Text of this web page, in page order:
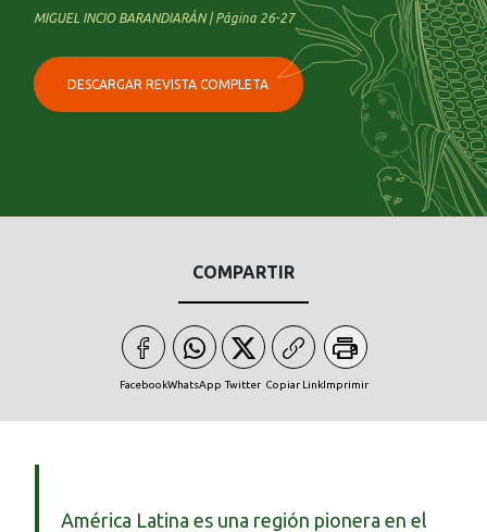
MIGUEL INCIO BARANDIARÁN | Página 26-27
DESCARGAR REVISTA COMPLETA
COMPARTIR
FacebookWhatsApp Twitter Copiar LinkImprimir
América Latina es una región pionera en el